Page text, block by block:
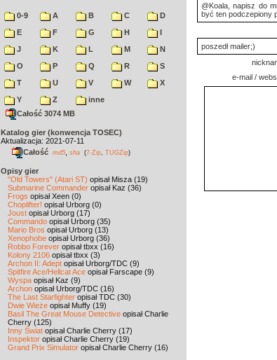
0-9 A B C
D
E
F G H
I
J
K L M
N
O
P Q R
S
T
U V W
X
Y
Z
inne
Całość 3074 MB
Katalog gier (konwencja TOSEC)
Aktualizacja: 2021-07-11
Całość md5 sha (7-Zip TUGZip)
Opisy gier
"Old Towers" (Atari ST) opisał Misza (19)
Submarine Commander opisał Kaz (36)
Frogs opisał Xeen (0)
Choplifter! opisał Urborg (0)
Joust opisał Urborg (17)
Commando opisał Urborg (35)
Mario Bros opisał Urborg (13)
Xenophobe opisał Urborg (36)
Robbo Forever opisał tbxx (16)
Kolony 2106 opisał tbxx (3)
Archon II: Adept opisał Urborg/TDC (9)
Spitfire Ace/Hellcat Ace opisał Farscape (9)
Wyspa opisał Kaz (9)
Archon opisał Urborg/TDC (16)
The Last Starfighter opisał TDC (30)
Dwie Wieże opisał Muffy (19)
Basil The Great Mouse Detective opisał Charlie
Cherry (125)
Inny Świat opisał Charlie Cherry (17)
Inspektor opisał Charlie Cherry (19)
Grand Prix Simulator opisał Charlie Cherry (16)
@Koala, napisz do
być ten podczepiony
poszedł mailer;)
e-mail /